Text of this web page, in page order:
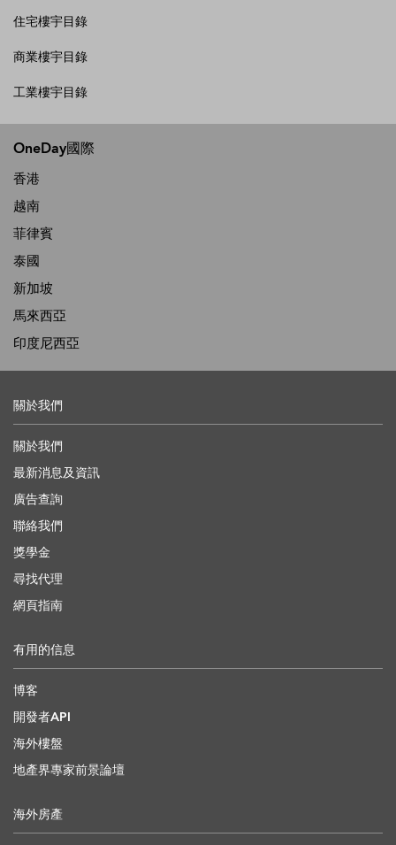
住宅樓宇目錄
商業樓宇目錄
工業樓宇目錄
OneDay國際
香港
越南
菲律賓
泰國
新加坡
馬來西亞
印度尼西亞
關於我們
關於我們
最新消息及資訊
廣告查詢
聯絡我們
獎學金
尋找代理
網頁指南
有用的信息
博客
開發者API
海外樓盤
地產界專家前景論壇
海外房產